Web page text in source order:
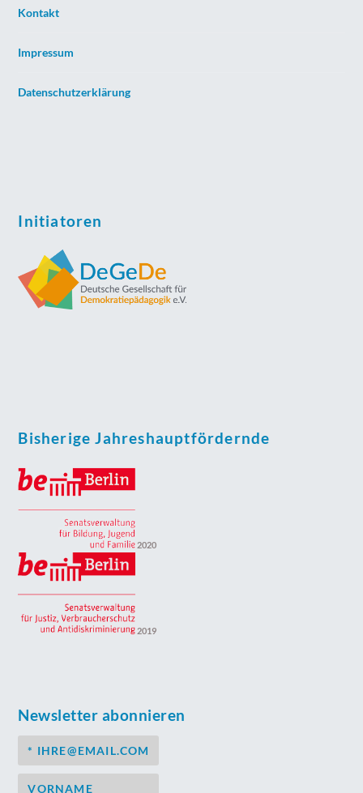
Kontakt
Impressum
Datenschutzerklärung
Initiatoren
Bisherige Jahreshauptfördernde
2020
2019
Newsletter abonnieren